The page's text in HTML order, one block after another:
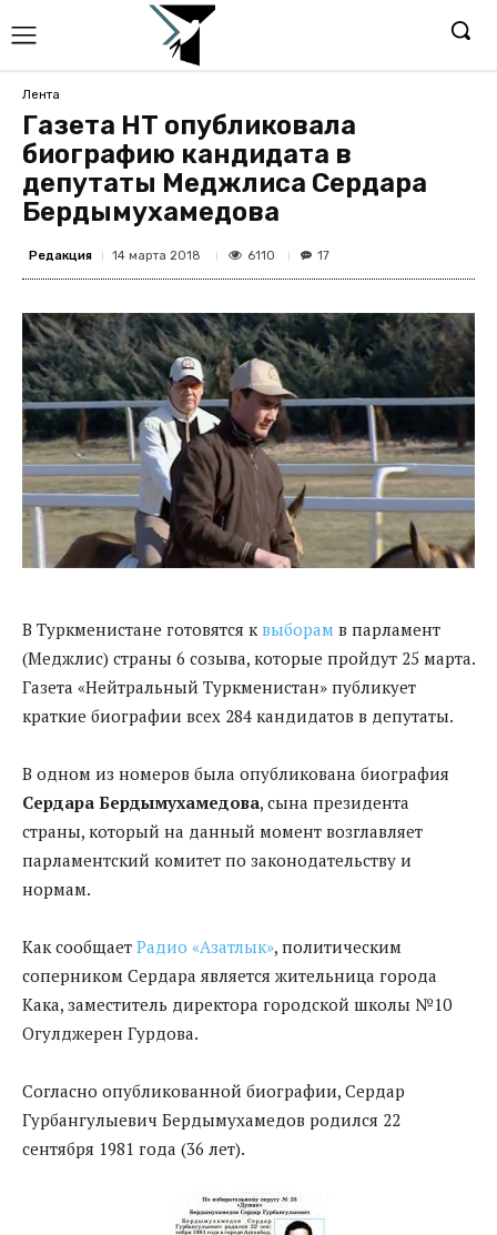
Лента
Газета НТ опубликовала
биографию кандидата в
депутаты Меджлиса Сердара
Бердымухамедова
Редакция 14 марта 2018 6110 17
В Туркменистане готовятся к выборам в парламент
(Меджлис) страны 6 созыва, которые пройдут 25 марта.
Газета «Нейтральный Туркменистан» публикует
краткие биографии всех 284 кандидатов в депутаты.
В одном из номеров была опубликована биография
Сердара Бердымухамедова, сына президента
страны, который на данный момент возглавляет
парламентский комитет по законодательству и
нормам.
Как сообщает Радио «Азатлык», политическим
соперником Сердара является жительница города
Кака, заместитель директора городской школы №10
Огулджерен Гурдова.
Согласно опубликованной биографии, Сердар
Гурбангулыевич Бердымухамедов родился 22
сентября 1981 года (36 лет).